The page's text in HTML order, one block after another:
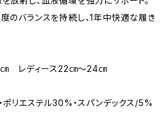
のバランスを持続し、1年中快適な履き
㎝ レディース22㎝～24㎝
リエステル30%・スパンデックス/5%